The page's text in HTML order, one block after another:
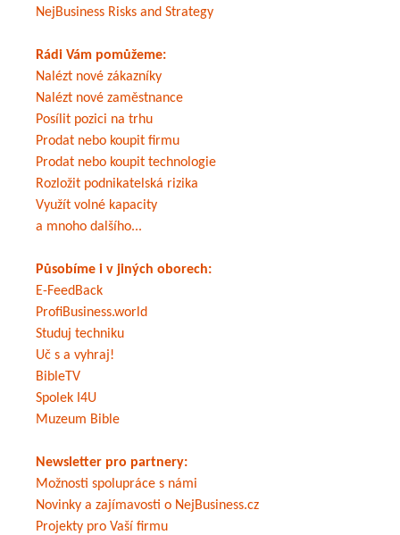
NejBusiness Risks and Strategy
Rádi Vám pomůžeme:
Nalézt nové zákazníky
Nalézt nové zaměstnance
Posílit pozici na trhu
Prodat nebo koupit firmu
Prodat nebo koupit technologie
Rozložit podnikatelská rizika
Využít volné kapacity
a mnoho dalšího...
Působíme i v jiných oborech:
E-FeedBack
ProfiBusiness.world
Studuj techniku
Uč s a vyhraj!
BibleTV
Spolek I4U
Muzeum Bible
Newsletter pro partnery:
Možnosti spolupráce s námi
Novinky a zajímavosti o NejBusiness.cz
Projekty pro Vaší firmu